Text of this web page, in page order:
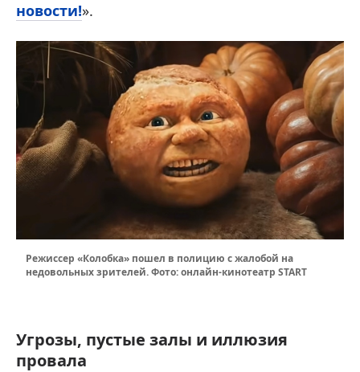
новости!».
Режиссер «Колобка» пошел в полицию с жалобой на
недовольных зрителей. Фото: онлайн-кинотеатр START
Угрозы, пустые залы и иллюзия
провала